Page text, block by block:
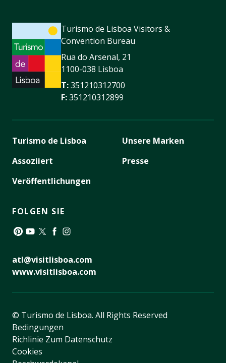
Turismo de Lisboa Visitors &
Convention Bureau
Rua do Arsenal, 21
1100-038 Lisboa
T:351210312700
F:351210312899
Turismo de Lisboa
Assoziiert
Veröffentlichungen
Unsere Marken
Presse
FOLGEN SIE
atl@visitlisboa.com
www.visitlisboa.com
© Turismo de Lisboa. All Rights Reserved
Bedingungen
Richlinie Zum Datenschutz
Cookies